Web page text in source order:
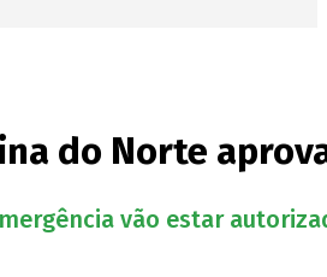
do Norte
vão estar